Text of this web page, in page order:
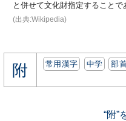
と併せて文化財指定することで
(出典:Wikipedia)
附 常用漢字 中学 部
“附”